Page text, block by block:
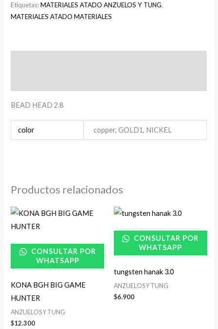
Etiquetas:MATERIALES ATADO ANZUELOS Y TUNG,
MATERIALES ATADO MATERIALES
BEAD HEAD 2.8
color copper, GOLD1, NICKEL
Productos relacionados
CONSULTAR POR
WHATSAPP
KONA BGH BIG GAME
HUNTER
ANZUELOS Y TUNG
$12.300
CONSULTAR POR
WHATSAPP
tungsten hanak 3.0
ANZUELOS Y TUNG
$6.900